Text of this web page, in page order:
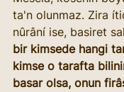
ta'n olunmaz. Zira
nûrâní ise, basiret
bir kimsede hangi
kimse o tarafta
basar olsa, onun